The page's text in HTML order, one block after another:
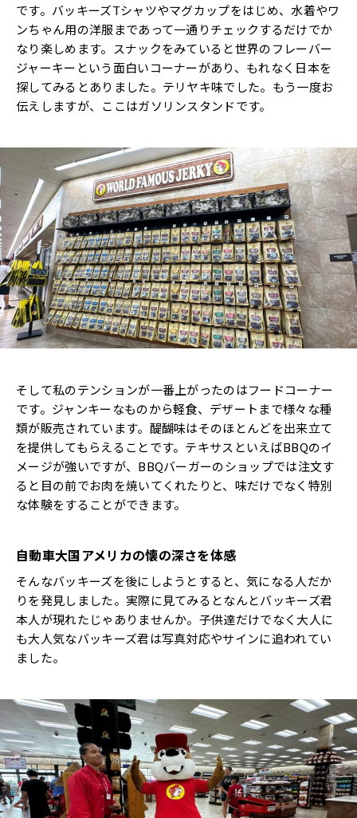
です。バッキーズTシャツやマグカップをはじめ、水着やワ
ンちゃん用の洋服まであって一通りチェックするだけでか
なり楽しめます。スナックをみていると世界のフレーバー
ジャーキーという面白いコーナーがあり、もれなく日本を
探してみるとありました。テリヤキ味でした。もう一度お
伝えしますが、ここはガソリンスタンドです。
そして私のテンションが一番上がったのはフードコーナー
です。ジャンキーなものから軽食、デザートまで様々な種
類が販売されています。醍醐味はそのほとんどを出来立て
を提供してもらえることです。テキサスといえばBBQのイ
メージが強いですが、BBQバーガーのショップでは注文す
ると目の前でお肉を焼いてくれたりと、味だけでなく特別
な体験をすることができます。
自動車大国アメリカの懐の深さを体感
そんなバッキーズを後にしようとすると、気になる人だか
りを発見しました。実際に見てみるとなんとバッキーズ君
本人が現れたじゃありませんか。子供達だけでなく大人に
も大人気なバッキーズ君は写真対応やサインに追われてい
ました。